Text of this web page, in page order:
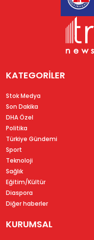
KATEGORİLER
Stok Medya
Son Dakika
DHA Özel
Politika
Türkiye Gündemi
Sport
Teknoloji
Sağlık
Eğitim/Kültür
Diaspora
Diğer haberler
KURUMSAL